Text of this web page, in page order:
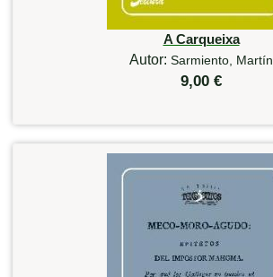
A Carqueixa
Autor: Sarmiento, Martín
9,00 €